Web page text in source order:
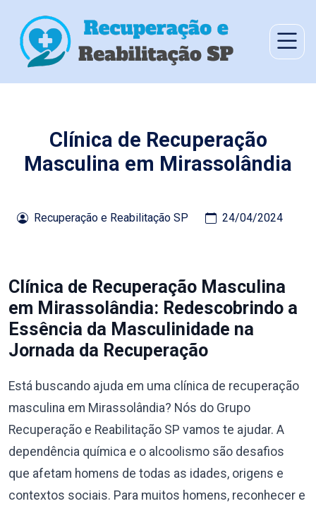
Clínica de Recuperação
Masculina em Mirassolândia
Recuperação e Reabilitação SP 24/04/2024
Clínica de Recuperação Masculina
em Mirassolândia: Redescobrindo a
Essência da Masculinidade na
Jornada da Recuperação
Está buscando ajuda em uma clínica de recuperação
masculina em Mirassolândia? Nós do Grupo
Recuperação e Reabilitação SP vamos te ajudar. A
dependência química e o alcoolismo são desafios
que afetam homens de todas as idades, origens e
contextos sociais. Para muitos homens, reconhecer e